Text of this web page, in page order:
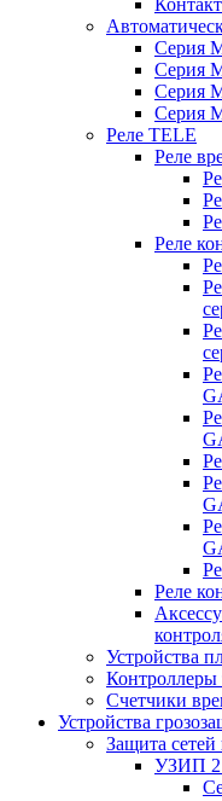
Серия
Серия
Серия
Серия
Реле TELE
Реле
Реле
Реле
Устройства
Контроллеры
Счетчики
Устройства
Защита сетей
УЗИП 2